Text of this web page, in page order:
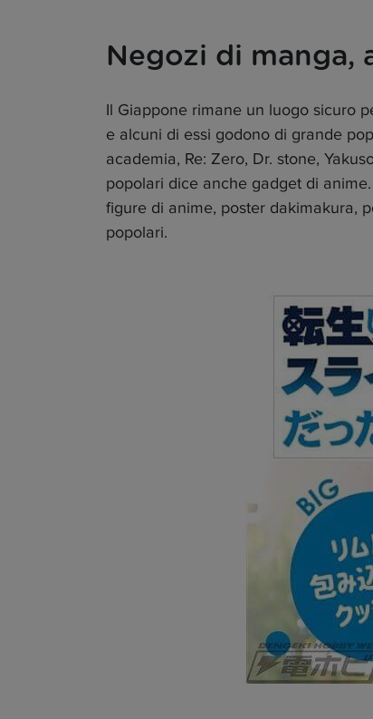
Negozi di manga,
Il Giappone rimane un luogo sicuro
e alcuni di essi godono di grande
academia, Re: Zero, Dr. stone,
popolari dice anche gadget di
figure di anime, poster dakimakura,
popolari.